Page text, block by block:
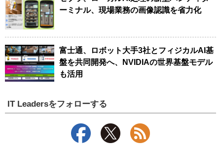
ーミナル、現場業務の画像認識を省力化
富士通、ロボット大手3社とフィジカルAI基
盤を共同開発へ、NVIDIAの世界基盤モデル
も活用
IT Leadersをフォローする